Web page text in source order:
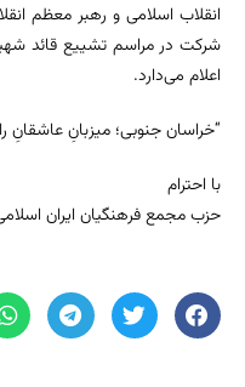
انقلاب اسلامی و رهبر معظم
شرکت در مراسم تشییع قائد شهید
اعلام می‌دارد.
“خراسان جنوبی؛ میزبانِ عاشقانِ
با احترام
حزب مجمع فرهنگیان ایران